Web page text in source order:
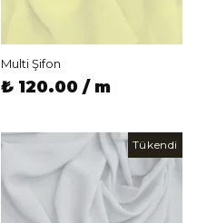
Multi Şifon
₺ 120.00 / m
Tükendi